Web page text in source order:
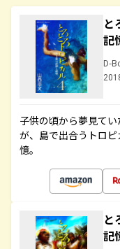
と
記
D-
子供の頃から夢見て
が、島で出合うトロ
憶。
と
記